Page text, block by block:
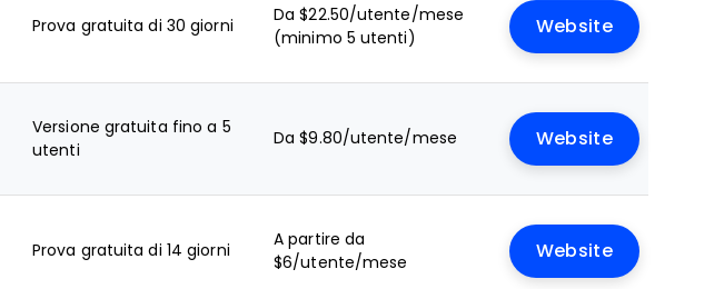
Prova gratuita di 30 giorni
Da $22.50/utente/mese
(minimo 5 utenti)
Website
Versione gratuita fino a 5
utenti
Da $9.80/utente/mese Website
Prova gratuita di 14 giorni
A partire da
$6/utente/mese
Website